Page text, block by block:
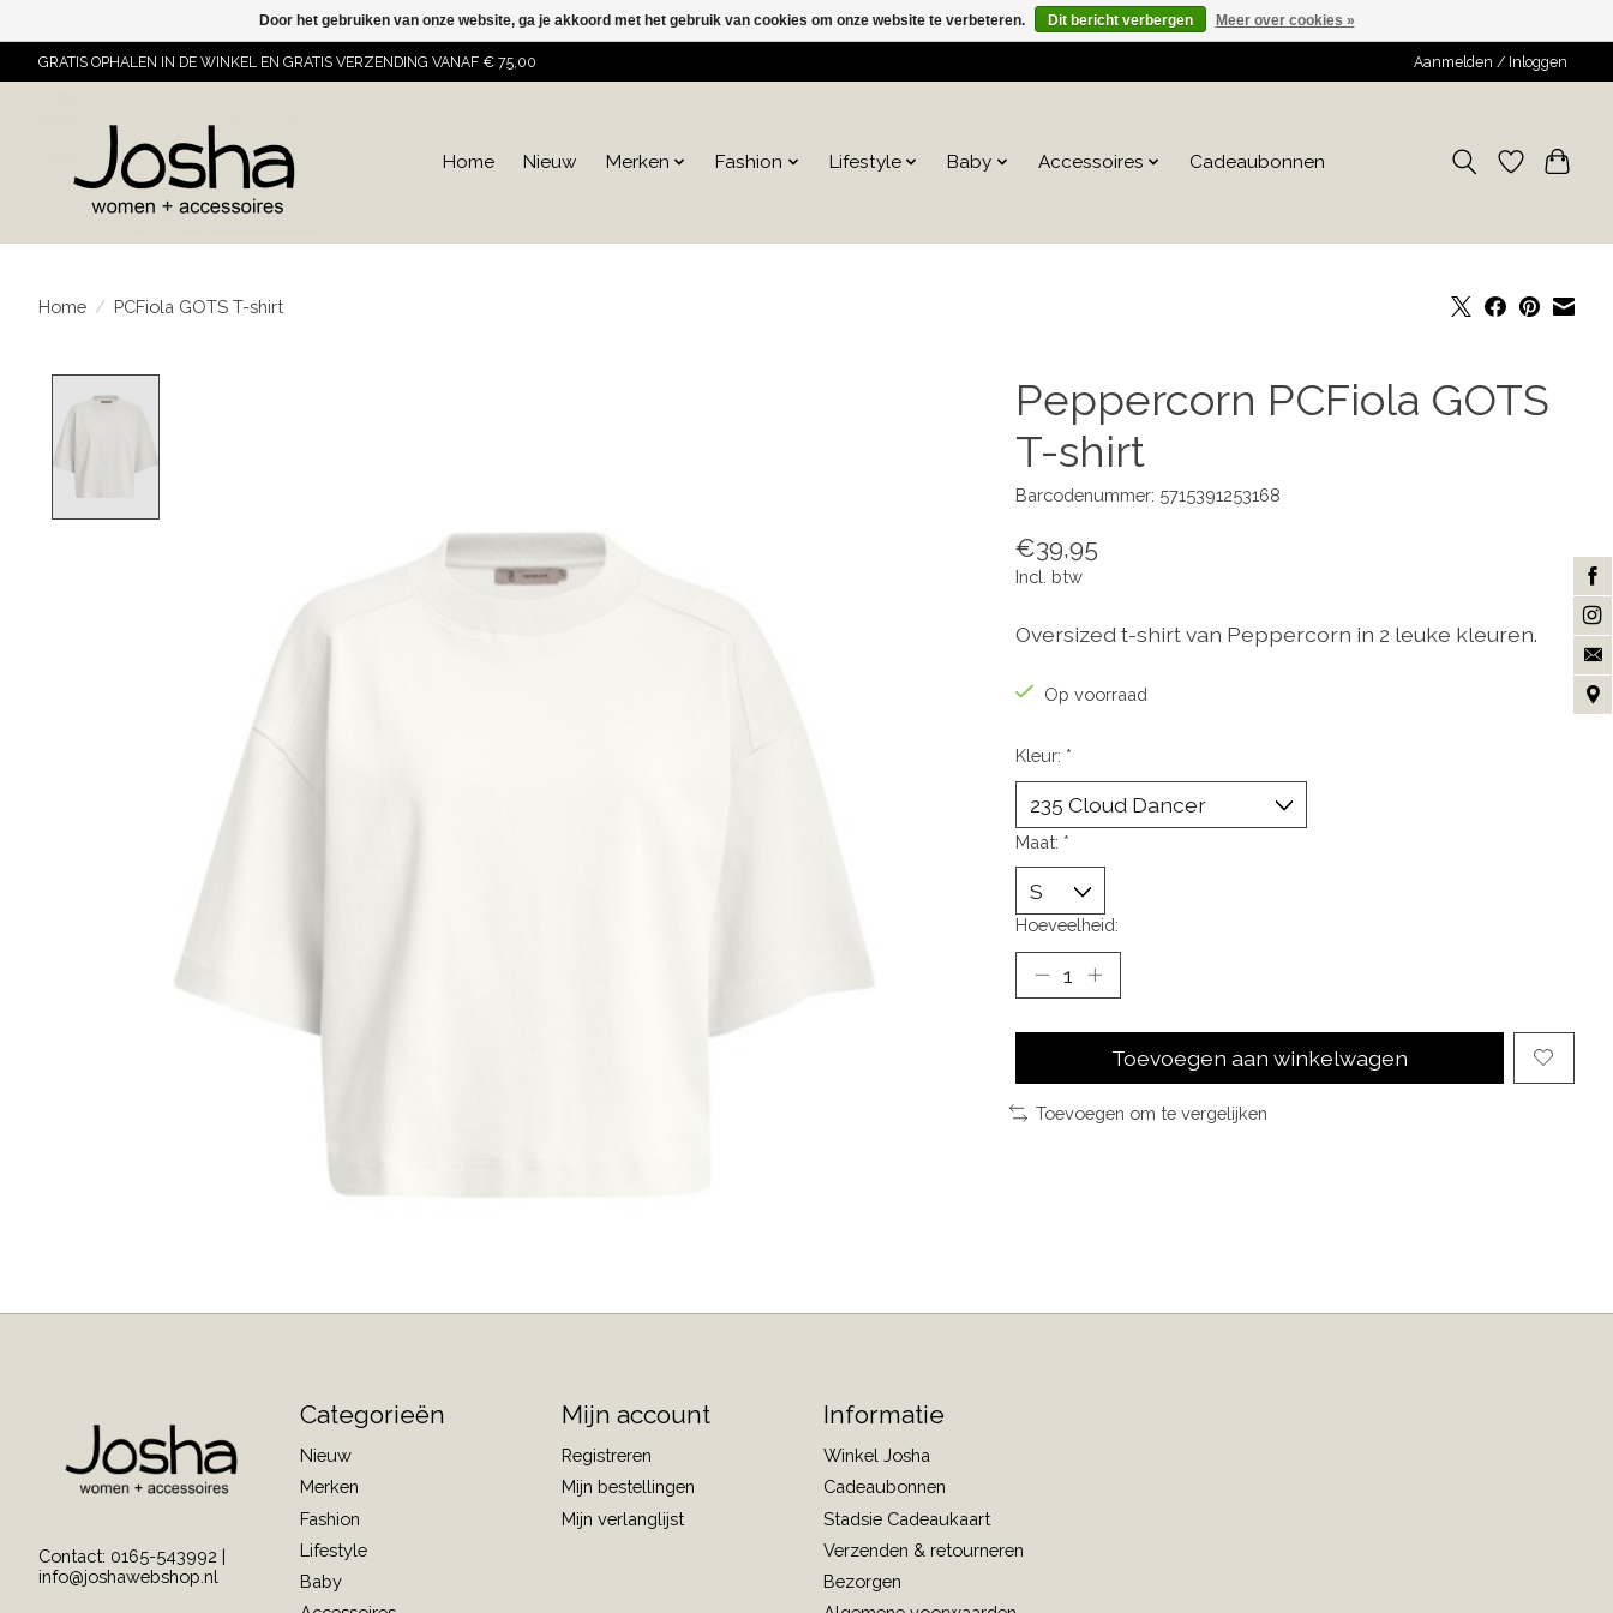
GRATIS OPHALEN IN DE WINKEL EN GRATIS VERZENDING VANAF € 75,00 Aanmelden / Inloggen
Home Nieuw Merken Fashion Lifestyle Baby Accessoires Cadeaubonnen
Home / PCFiola GOTS T-shirt
Peppercorn PCFiola GOTS
T-shirt
Barcodenummer: 5715391253168
€39,95
Incl. btw
Oversized t-shirt van Peppercorn in 2 leuke kleuren.
Op voorraad
Kleur: *
Maat: *
Hoeveelheid:
Toevoegen aan winkelwagen
Toevoegen om te vergelijken
Contact: 0165-543992 |
info@joshawebshop.nl
Categorieën
Nieuw
Merken
Fashion
Lifestyle
Baby
Mijn account
Registreren
Mijn bestellingen
Mijn verlanglijst
Informatie
Winkel Josha
Cadeaubonnen
Stadsie Cadeaukaart
Verzenden & retourneren
Bezorgen
Door het gebruiken van onze website, ga je akkoord met het gebruik van cookies om onze website te verbeteren. Dit bericht verbergen Meer over cookies »